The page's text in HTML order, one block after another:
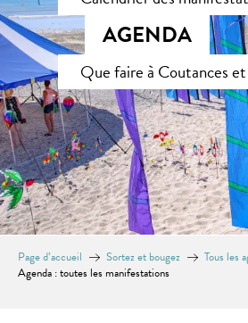
AGENDA
Que faire à Coutances
Page d’accueil Sortez et bougez
Tous les
Agenda : toutes les manifestations